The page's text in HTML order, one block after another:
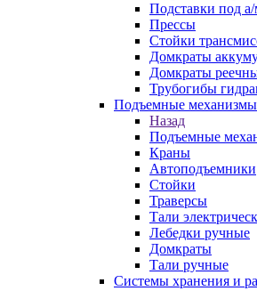
Подставки под
Прессы
Стойки
Домкраты
Домкраты
Трубогибы
Подъемные механизмы
Назад
Подъемные
Краны
Автоподъемники
Стойки
Траверсы
Тали
Лебедки ручные
Домкраты
Тали ручные
Системы хранения и